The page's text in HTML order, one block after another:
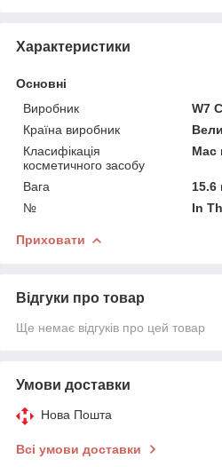
Характеристики
Основні
Виробник
W7
Країна виробник
Класифікація
косметичного засобу
Мас
Вага
15.6
№
In
Приховати
Відгуки про товар
Ще немає відгуків про цей товар
Умови доставки
Нова Пошта
Всі умови доставки